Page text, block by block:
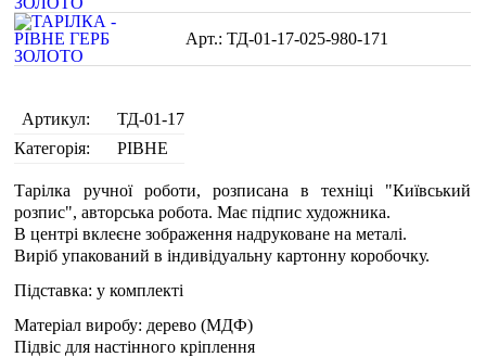
ТД-01-17-025-980-171
Артикул:
ТД-01-17
Категорія:
РІВНЕ
Тарілка ручної роботи, розписана в техніці "Київський
розпис", авторська робота. Має підпис художника.
В центрі вклеєне зображення надруковане на металі.
Виріб упакований в індивідуальну картонну коробочку.
Підставка: у комплекті
Матеріал виробу: дерево (МДФ)
Підвіс для настінного кріплення